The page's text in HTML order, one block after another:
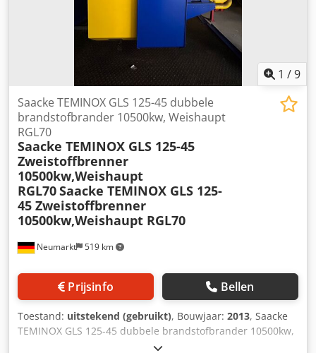
1 /9
Neumarkt 519 km
Saacke TEMINOX GLS 125-45 dubbele
brandstofbrander 10500kw, Weishaupt
RGL70
Saacke TEMINOX GLS 125-45
Zweistoffbrenner
10500kw,Weishaupt
RGL70Saacke TEMINOX GLS 125-
45 Zweistoffbrenner
10500kw,Weishaupt RGL70
Prijsinfo Bellen
Toestand: uitstekend (gebruikt), Bouwjaar: 2013, Saacke
TEMINOX GLS 125-45 dubbele brandstofbrander 10500kw,
olie + gas. Bouwjaar 2013. Dcsdovrkcnepfx Ahyjk